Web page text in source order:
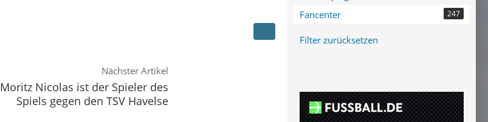
Nächster Artikel
Moritz Nicolas ist der Spieler des
Spiels gegen den TSV Havelse
Fancenter 247
Filter zurücksetzen